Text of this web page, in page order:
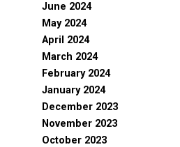
June 2024
May 2024
April 2024
March 2024
February 2024
January 2024
December 2023
November 2023
October 2023